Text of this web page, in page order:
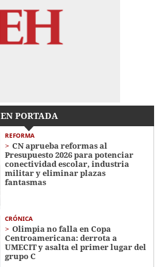
EN PORTADA
REFORMA
CN aprueba reformas al
Presupuesto 2026 para potenciar
conectividad escolar, industria
militar y eliminar plazas
fantasmas
CRÓNICA
Olimpia no falla en Copa
Centroamericana: derrota a
UMECIT y asalta el primer lugar del
grupo C